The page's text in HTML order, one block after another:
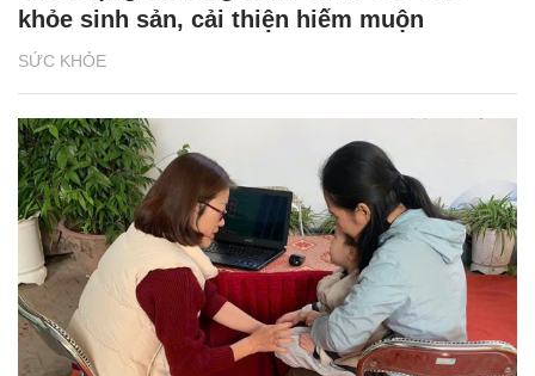
SỨC KHỎE
khỏe sinh sản, cải thiện hiếm muộn